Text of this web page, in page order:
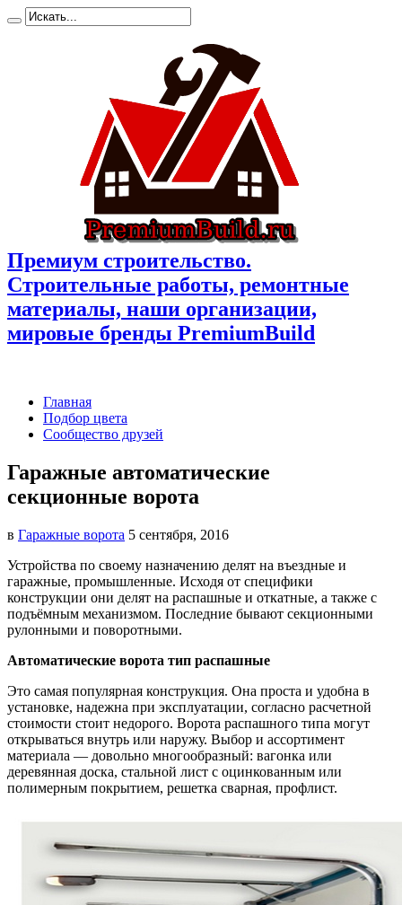
Премиум cтроительство.
Cтроительные работы, ремонтные
материалы, наши организации,
мировые бренды PremiumBuild
Главная
Подбор цвета
Сообщество друзей
Гаражные автоматические
секционные ворота
в Гаражные ворота 5 сентября, 2016
Устройства по своему назначению делят на въездные и
гаражные, промышленные. Исходя от специфики
конструкции они делят на распашные и откатные, а также с
подъёмным механизмом. Последние бывают секционными
рулонными и поворотными.
Автоматические ворота тип распашные
Это самая популярная конструкция. Она проста и удобна в
установке, надежна при эксплуатации, согласно расчетной
стоимости стоит недорого. Ворота распашного типа могут
открываться внутрь или наружу. Выбор и ассортимент
материала — довольно многообразный: вагонка или
деревянная доска, стальной лист с оцинкованным или
полимерным покрытием, решетка сварная, профлист.